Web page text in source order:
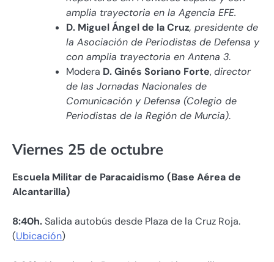
amplia trayectoria en la Agencia EFE.
D. Miguel Ángel de la Cruz, presidente de
la Asociación de Periodistas de Defensa y
con amplia trayectoria en Antena 3.
Modera D. Ginés Soriano Forte,director
de las Jornadas Nacionales de
Comunicación y Defensa (Colegio de
Periodistas de la Región de Murcia).
Viernes 25 de octubre
Escuela Militar de Paracaidismo (Base Aérea de
Alcantarilla)
8:40h.Salida autobús desde Plaza de la Cruz Roja.
(Ubicación)